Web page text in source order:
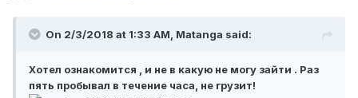
On 2/3/2018 at 1:33 AM, Matanga said:
Хотел ознакомится , и не в какую не могу зайти . Раз
пять пробывал в течение часа, не грузит!